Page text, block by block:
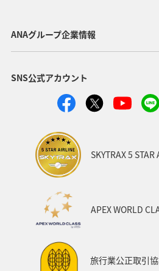
メジナ ライフ 東京都
クロダイ 福岡県
秋田県 宮崎県
関東・甲信越地方
ロウニンアジ（GT）
九州地方
八丈島 茨城県
東海地方
ANAグループ企業情報
SNS公式アカウント
SKYTRAX 5 STAR
APEX WORLD
旅行業公正取引